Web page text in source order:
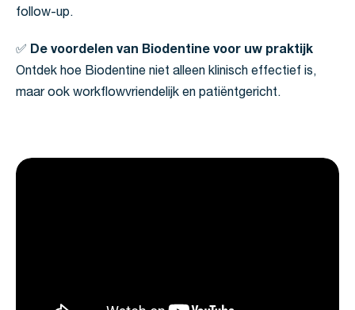
follow-up.
✅ De voordelen van Biodentine voor uw praktijk
Ontdek hoe Biodentine niet alleen klinisch effectief is,
maar ook workflowvriendelijk en patiëntgericht.